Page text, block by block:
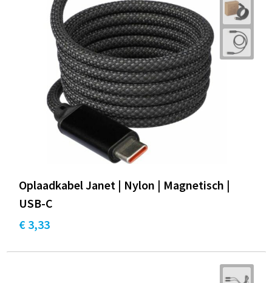
Oplaadkabel Janet | Nylon | Magnetisch |
USB-C
€ 3,33